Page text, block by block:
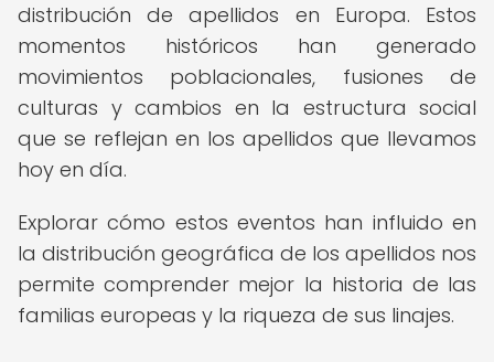
distribución de apellidos en Europa. Estos
momentos históricos han generado
movimientos poblacionales, fusiones de
culturas y cambios en la estructura social
que se reflejan en los apellidos que llevamos
hoy en día.
Explorar cómo estos eventos han influido en
la distribución geográfica de los apellidos nos
permite comprender mejor la historia de las
familias europeas y la riqueza de sus linajes.